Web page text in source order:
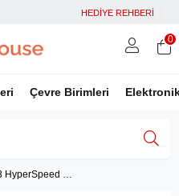
HEDİYE REHBERİ
Çevre Birimleri
Facebook İle Bağlan
0
Razer DeathAdder V3 HyperSpeed Kablosuz Mouse 26K Dpi (RZ01-05140100-R3G1)